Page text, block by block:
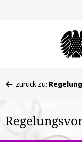
befinden
hier:
zurück zu: